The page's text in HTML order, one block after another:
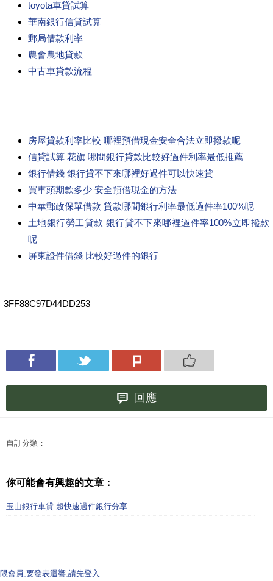
toyota車貸試算
華南銀行信貸試算
郵局借款利率
農會農地貸款
中古車貸款流程
房屋貸款利率比較 哪裡預借現金安全合法立即撥款呢
信貸試算 花旗 哪間銀行貸款比較好過件利率最低推薦
銀行借錢 銀行貸不下來哪裡好過件可以快速貸
買車頭期款多少 安全預借現金的方法
中華郵政保單借款 貸款哪間銀行利率最低過件率100%呢
土地銀行勞工貸款 銀行貸不下來哪裡過件率100%立即撥款
呢
屏東證件借錢 比較好過件的銀行
3FF88C97D44DD253
回應
自訂分類：
你可能會有興趣的文章：
玉山銀行車貸 超快速過件銀行分享
限會員,要發表迴響,請先登入